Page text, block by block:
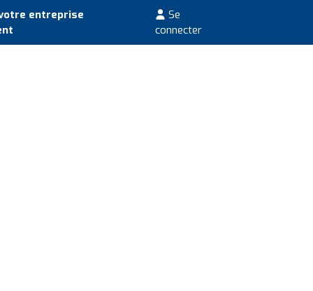
entreprise
Se
connecter